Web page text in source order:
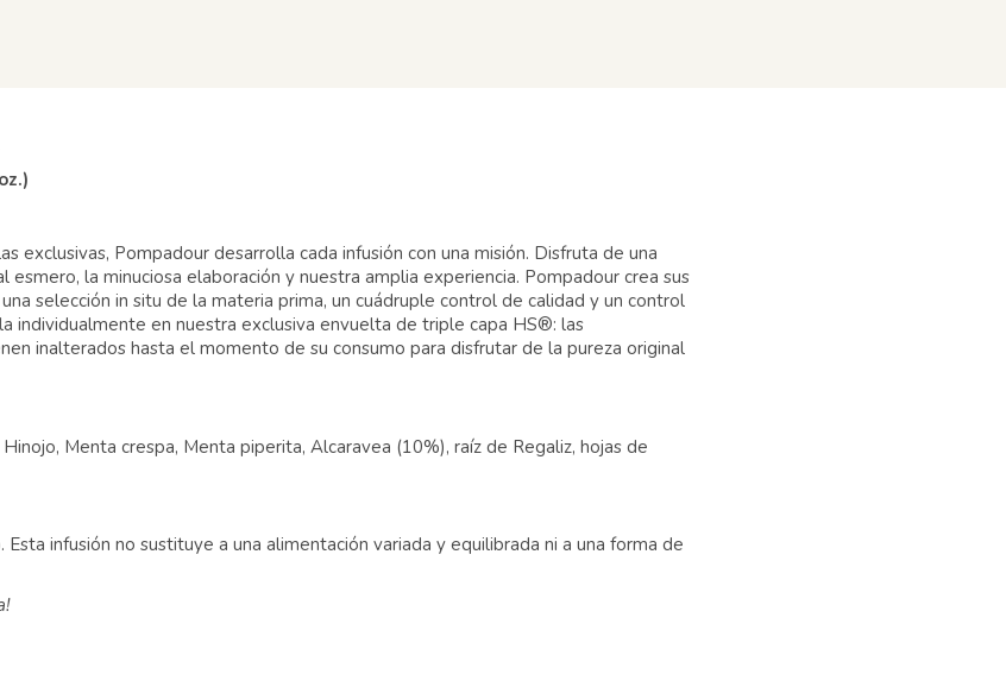
exclusivas, Pompadour desarrolla cada infusión con una misión. Disfruta de una
esmero, la minuciosa elaboración y nuestra amplia experiencia. Pompadour crea sus
selección in situ de la materia prima, un cuádruple control de calidad y un control
individualmente en nuestra exclusiva envuelta de triple capa HS®: las
inalterados hasta el momento de su consumo para disfrutar de la pureza original
Menta crespa, Menta piperita, Alcaravea (10%), raíz de Regaliz, hojas de
infusión no sustituye a una alimentación variada y equilibrada ni a una forma de